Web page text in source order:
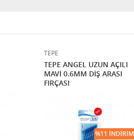
TEPE
TEPE ANGEL UZUN AÇILI
MAVİ 0.6MM DİŞ ARASI
FIRÇASI
%11 İNDIRIM